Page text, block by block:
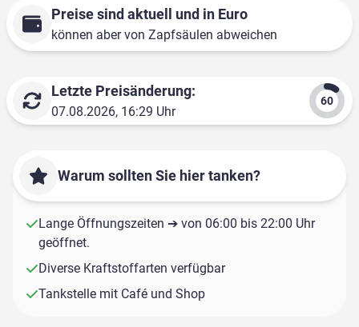
Preise sind aktuell und in Euro
können aber von Zapfsäulen abweichen
Letzte Preisänderung:
07.08.2026, 16:29 Uhr
Warum sollten Sie hier tanken?
Lange Öffnungszeiten ➔ von 06:00 bis 22:00 Uhr
geöffnet.
Diverse Kraftstoffarten verfügbar
Tankstelle mit Café und Shop